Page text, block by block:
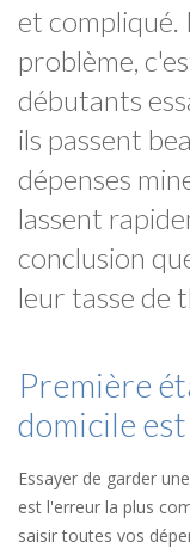
et compliqué.
problème,
débutants
ils passent
dépenses
lassent
conclusion
leur tasse de
Première
domicile
Essayer de garder
est l'erreur la plus
saisir toutes vos